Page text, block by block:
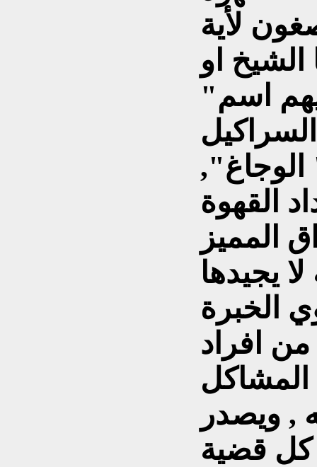
لأية
او
اسم"
القهوة
المميز
يجيدها
افراد
, ويصدر
كل قضية